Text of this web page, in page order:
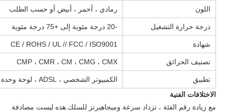
اللون رمادي ، أحمر ، أبيض أو حسب الطلب
درجة حرارة التشغيل -20 درجة مئوية إلى +75 درجة مئوية
شهادة CE / ROHS / UL // FCC / ISO9001
تصنيف الحرائق CMP ، CMR ، CM ، CMG ، CMX
تطبيق
الكمبيوتر الشخصي ، ADSL ، لوحة وحدة الشبكة ، مقبس الحائط ، إلخ
الاختلافات الفنية
مع زيادة رقم الفئة ، تزداد سرعة وميجاهيرتز للسلك.هذه ليست مصادفة